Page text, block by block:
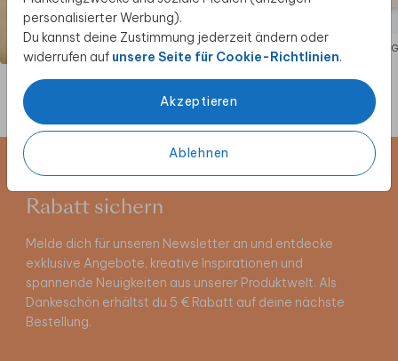
personalisierter Werbung).
Du kannst deine Zustimmung jederzeit ändern oder
widerrufen auf unsere Seite für Cookie-Richtlinien.
Akzeptieren
Ablehnen
Newsletter abonnieren und 5 €
Rabatt sichern
Melde dich für unseren Newsletter an und entdecke
exklusive Angebote, kreative Inspirationen und
spannende Neuigkeiten aus unserer Produktwelt. Als
Dankeschön erhältst du 5 € Rabatt auf deine nächste
Bestellung.